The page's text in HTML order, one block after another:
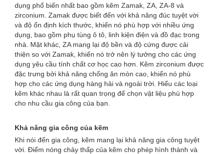
dụng phổ biến nhất bao gồm kẽm Zamak, ZA, ZA-8 và
zirconium. Zamak được biết đến với khả năng đúc tuyệt vời
và độ ổn định kích thước, khiến nó phù hợp với nhiều ứng
dụng, bao gồm phụ tùng ô tô, linh kiện điện và đồ đạc trong
nhà. Mặt khác, ZA mang lại độ bền và độ cứng được cải
thiện so với Zamak, khiến nó trở nên lý tưởng cho các ứng
dụng yêu cầu tính chất cơ học cao hơn. Kẽm zirconium được
đặc trưng bởi khả năng chống ăn mòn cao, khiến nó phù
hợp cho các ứng dụng hàng hải và ngoài trời. Hiểu các loại
kẽm khác nhau là rất quan trọng để chọn vật liệu phù hợp
cho nhu cầu gia công của bạn.
Khả năng gia công của kẽm
Khi nói đến gia công, kẽm mang lại khả năng gia công tuyệt
vời. Điểm nóng chảy thấp của kẽm cho phép hình thành và